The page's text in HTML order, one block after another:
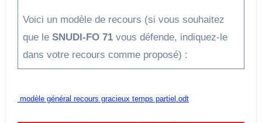
Voici un modèle de recours (si vous souhaitez
que leSNUDI-FO 71 vous défende, indiquez-le
dans votre recours comme proposé) :
modèle général recours gracieux temps partiel.odt